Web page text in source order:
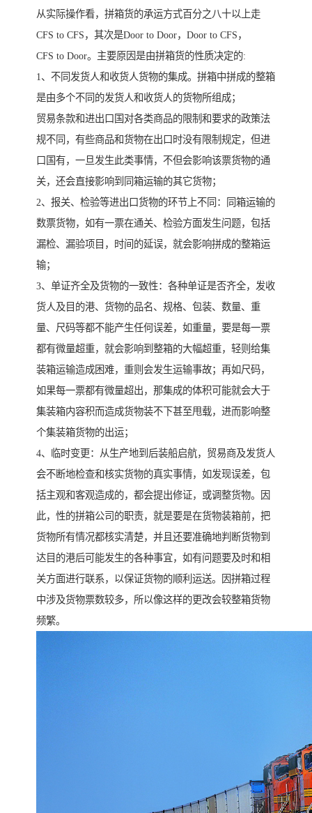
从实际操作看，拼箱货的承运方式百分之八十以上走
CFS to CFS，其次是Door to Door，Door to CFS，
CFS to Door。主要原因是由拼箱货的性质决定的:
1、不同发货人和收货人货物的集成。拼箱中拼成的整箱
是由多个不同的发货人和收货人的货物所组成；
贸易条款和进出口国对各类商品的限制和要求的政策法
规不同，有些商品和货物在出口时没有限制规定，但进
口国有，一旦发生此类事情，不但会影响该票货物的通
关，还会直接影响到同箱运输的其它货物；
2、报关、检验等进出口货物的环节上不同：同箱运输的
数票货物，如有一票在通关、检验方面发生问题，包括
漏检、漏验项目，时间的延误，就会影响拼成的整箱运
输；
3、单证齐全及货物的一致性：各种单证是否齐全，发收
货人及目的港、货物的品名、规格、包装、数量、重
量、尺码等都不能产生任何误差，如重量，要是每一票
都有微量超重，就会影响到整箱的大幅超重，轻则给集
装箱运输造成困难，重则会发生运输事故；再如尺码，
如果每一票都有微量超出，那集成的体积可能就会大于
集装箱内容积而造成货物装不下甚至甩载，进而影响整
个集装箱货物的出运；
4、临时变更：从生产地到后装船启航，贸易商及发货人
会不断地检查和核实货物的真实事情，如发现误差，包
括主观和客观造成的，都会提出修证，或调整货物。因
此，性的拼箱公司的职责，就是要是在货物装箱前，把
货物所有情况都核实清楚，并且还要准确地判断货物到
达目的港后可能发生的各种事宜，如有问题要及时和相
关方面进行联系，以保证货物的顺利运送。因拼箱过程
中涉及货物票数较多，所以像这样的更改会较整箱货物
频繁。